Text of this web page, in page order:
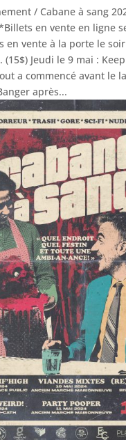
/ Cabane à sang
en vente en ligne
en vente à la porte le
(15$) Jeudi le 9 mai :
a commencé avant le
après...